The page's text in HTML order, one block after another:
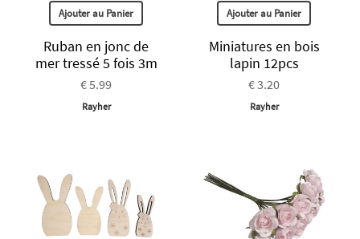
Ajouter au Panier
Ruban en jonc de
mer tressé 5 fois 3m
€ 5.99
Rayher
Ajouter au Panier
Miniatures en bois
lapin 12pcs
€ 3.20
Rayher